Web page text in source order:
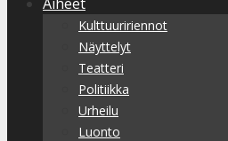
Kulttuuririennot
Näyttelyt
Teatteri
Politiikka
Urheilu
Luonto